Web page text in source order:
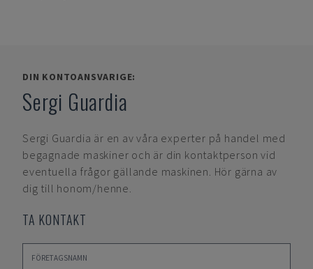
DIN KONTOANSVARIGE:
Sergi Guardia
Sergi Guardia är en av våra experter på handel med
begagnade maskiner och är din kontaktperson vid
eventuella frågor gällande maskinen. Hör gärna av
dig till honom/henne.
TA KONTAKT